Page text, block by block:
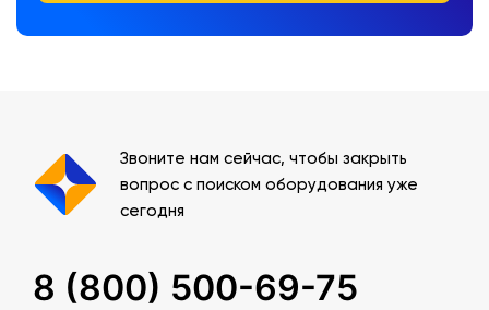
Звоните нам сейчас, чтобы закрыть
вопрос с поиском оборудования уже
сегодня
8 (800) 500-69-75